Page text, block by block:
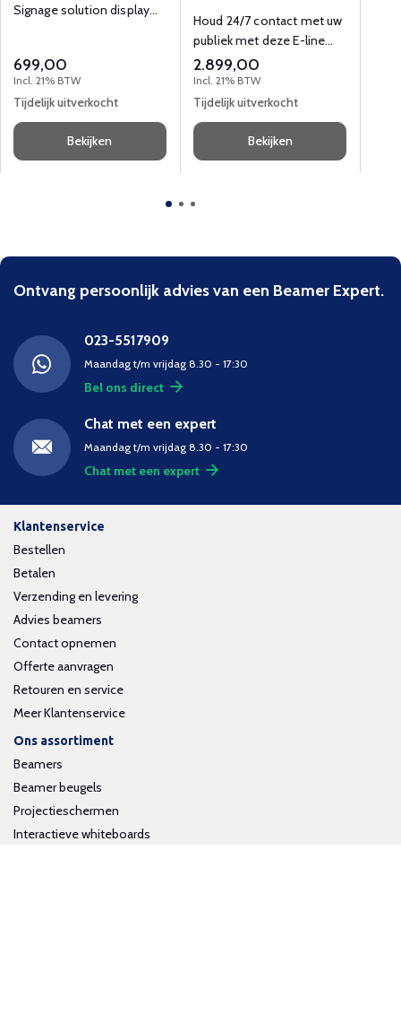
Signage solution display
699,00
Incl. 21% BTW
Tijdelijk uitverkocht
Bekijken
Houd 24/7 contact met uw
publiek met deze E-line
scherm voor digitale
signage.
2.899,00
Incl. 21% BTW
Tijdelijk uitverkocht
Bekijken
Ontvang persoonlijk advies van een Beamer Expert.
023-5517909
Maandag t/m vrijdag 8.30 - 17:30
Bel ons direct
Chat met een expert
Maandag t/m vrijdag 8.30 - 17:30
Chat met een expert
Klantenservice
Bestellen
Betalen
Verzending en levering
Advies beamers
Contact opnemen
Offerte aanvragen
Retouren en service
Meer Klantenservice
Ons assortiment
Beamers
Beamer beugels
Projectieschermen
Interactieve whiteboards